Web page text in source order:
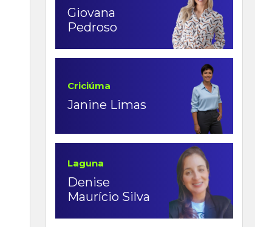
Giovana
Pedroso
Criciúma
Janine Limas
Laguna
Denise
Maurício Silva